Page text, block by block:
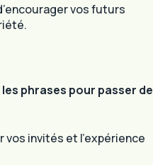
vos futurs
phrases pour passer de
invités et l’expérience